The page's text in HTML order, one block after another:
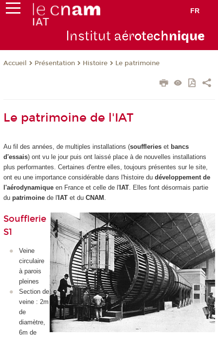
FR
Institut aérotechnique
Accueil Présentation Histoire Le patrimoine
Le patrimoine de l'IAT
Au fil des années, de multiples installations (soufflerieset bancs
d'essais) ont vu le jour puis ont laissé place à de nouvelles installations
plus performantes. Certaines d'entre elles, toujours présentes sur le site,
ont eu une importance considérable dans l'histoire du développement de
l'aérodynamiqueen France et celle de l'IAT. Elles font désormais partie
du patrimoine de l'IATet du CNAM .
Soufflerie
S1
Veine
circulaire
à parois
pleines
Section de
veine : 2m
de
diamètre,
6m de